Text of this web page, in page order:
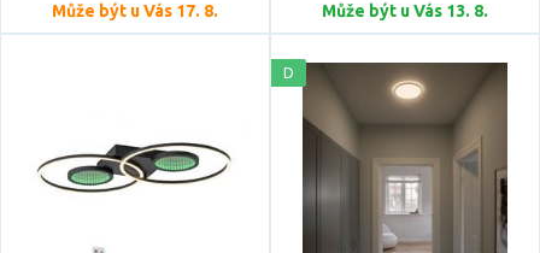
Může být u Vás 17. 8. Může být u Vás 13. 8.
D